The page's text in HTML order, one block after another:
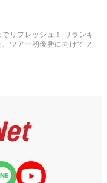
リフレッシュ！ リランキ
ツアー初優勝に向けてフ